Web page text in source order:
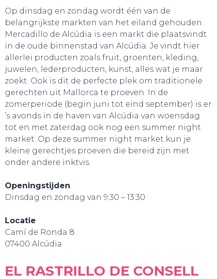
TOURS
Op dinsdag en zondag wordt één van de
belangrijkste markten van het eiland gehouden.
Mercadillo de Alcúdia is een markt die plaatsvindt
in de oude binnenstad van Alcúdia. Je vindt hier
allerlei producten zoals fruit, groenten, kleding,
juwelen, lederproducten, kunst, alles wat je maar
zoekt. Ook is dit de perfecte plek om traditionele
gerechten uit Mallorca te proeven. In de
zomerperiode (begin juni tot eind september) is er
’s avonds in de haven van Alcúdia van woensdag
tot en met zaterdag ook nog een summer night
market. Op deze summer night market kun je
kleine gerechtjes proeven die bereid zijn met
onder andere inktvis.
Openingstijden
Dinsdag en zondag van 9:30 – 13:30
Locatie
Camí de Ronda 8
07400 Alcúdia
EL RASTRILLO DE CONSELL